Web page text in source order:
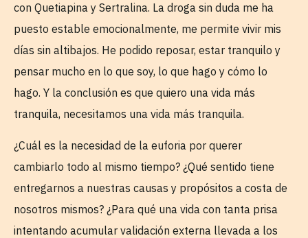
con Quetiapina y Sertralina. La droga sin duda me ha
puesto estable emocionalmente, me permite vivir mis
días sin altibajos. He podido reposar, estar tranquilo y
pensar mucho en lo que soy, lo que hago y cómo lo
hago. Y la conclusión es que quiero una vida más
tranquila, necesitamos una vida más tranquila.
¿Cuál es la necesidad de la euforia por querer
cambiarlo todo al mismo tiempo? ¿Qué sentido tiene
entregarnos a nuestras causas y propósitos a costa de
nosotros mismos? ¿Para qué una vida con tanta prisa
intentando acumular validación externa llevada a los